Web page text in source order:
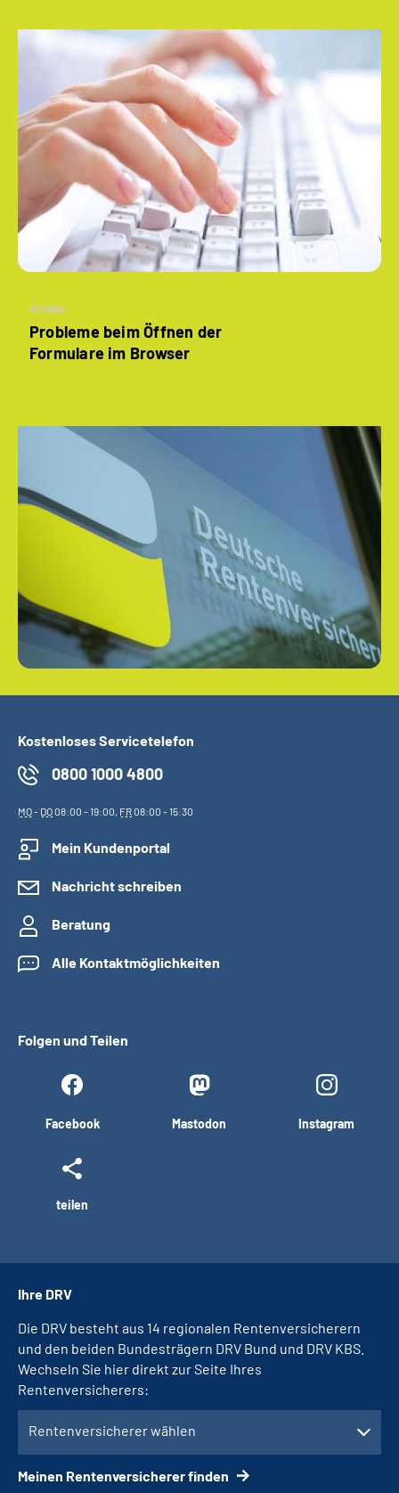
Artikel
Probleme beim Öffnen der
Formulare im Browser
Kostenloses Servicetelefon
0800 1000 4800
MO- DO08:00 - 19:00, FR08:00 - 15:30
Mein Kundenportal
Nachricht schreiben
Beratung
Alle Kontaktmöglichkeiten
Folgen und Teilen
Facebook Mastodon Instagram
teilen
Ihre DRV
Die DRV besteht aus 14 regionalen Rentenversicherern
und den beiden Bundesträgern DRV Bund und DRV KBS.
Wechseln Sie hier direkt zur Seite Ihres
Rentenversicherers:
Rentenversicherer wählen
Meinen Rentenversicherer finden